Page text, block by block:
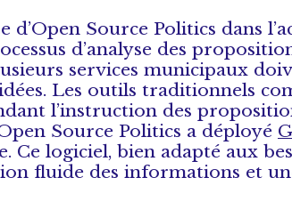
d’Open Source Politics dans
d’analyse des
services municipaux
Les outils traditionnels
l’instruction des
Source Politics a déployé
Ce logiciel, bien adapté aux
fluide des informations et